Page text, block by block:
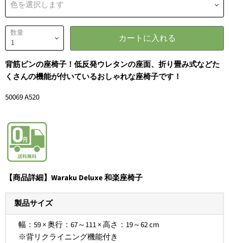
色を選択します
数量 カートに入れる
背筋ピンの座椅子！低反発ウレタンの座面、折り畳み式などた
くさんの機能が付いているおしゃれな座椅子です！
50069 A520
【商品詳細】Waraku Deluxe 和楽座椅子
製品サイズ
幅：59 × 奥行：67～111 × 高さ：19～62 cm
※背リクライニング機能付き